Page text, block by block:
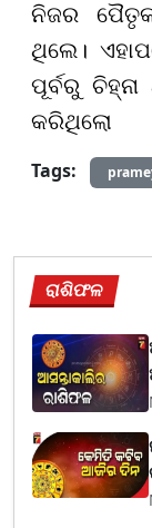
ନିଜର
ଥିଲେ।
ପୂର୍ବରୁ
କରିଥିଲୋ
Tags:
ରାଶିଫଳ